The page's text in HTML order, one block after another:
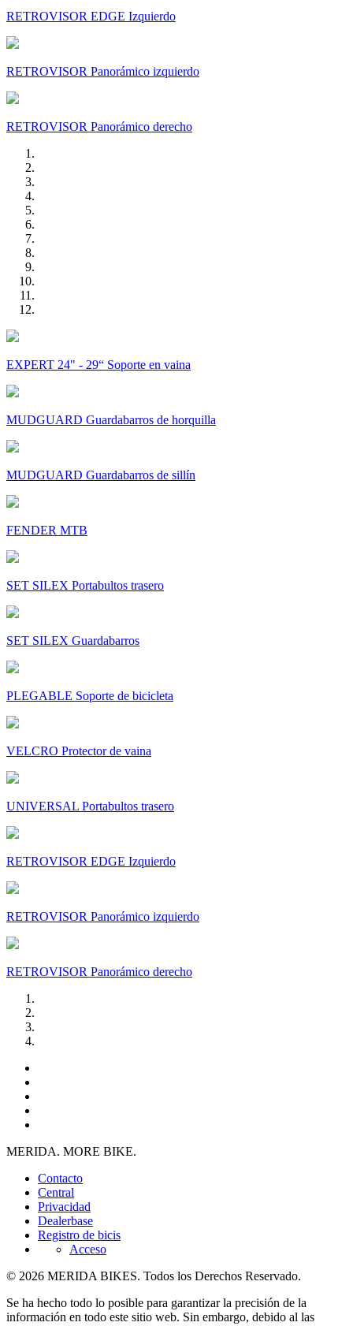
RETROVISOR EDGE Izquierdo
RETROVISOR Panorámico izquierdo
RETROVISOR Panorámico derecho
EXPERT 24" - 29“ Soporte en vaina
MUDGUARD Guardabarros de horquilla
MUDGUARD Guardabarros de sillín
FENDER MTB
SET SILEX Portabultos trasero
SET SILEX Guardabarros
PLEGABLE Soporte de bicicleta
VELCRO Protector de vaina
UNIVERSAL Portabultos trasero
RETROVISOR EDGE Izquierdo
RETROVISOR Panorámico izquierdo
RETROVISOR Panorámico derecho
MERIDA. MORE BIKE.
Contacto
Central
Privacidad
Dealerbase
Registro de bicis
Acceso
© 2026 MERIDA BIKES. Todos los Derechos Reservado.
Se ha hecho todo lo posible para garantizar la precisión de la
información en todo este sitio web. Sin embargo, debido al las